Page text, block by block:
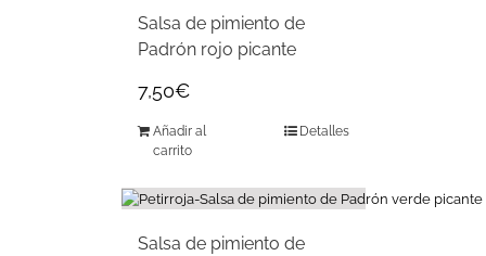
Salsa de pimiento de
Padrón rojo picante
7,50€
Añadir al
carrito
Detalles
Salsa de pimiento de